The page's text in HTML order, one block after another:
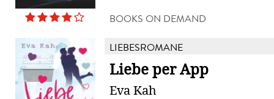
BOOKS ON DEMAND
LIEBESROMANE
Liebe per App
Eva Kah